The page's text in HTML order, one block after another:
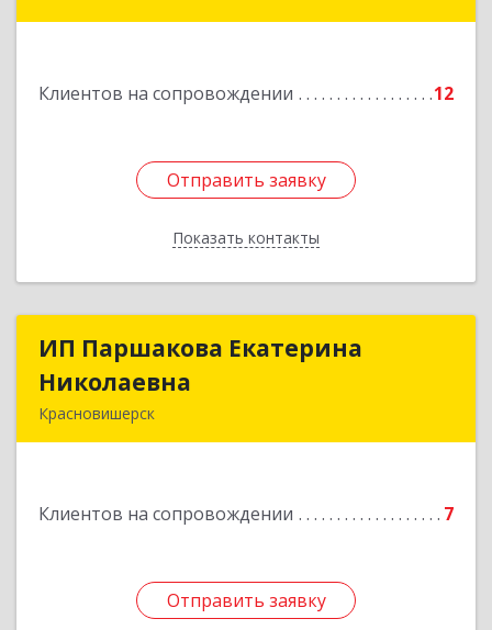
Клиентов на сопровождении 12
Отправить заявку
Показать контакты
Отправить заявку
Назад
ИП Паршакова Екатерина
Николаевна
Красновишерск
Клиентов на сопровождении 7
Отправить заявку
ИП Паршакова Екатерина
Подробнее
Отправить заявку